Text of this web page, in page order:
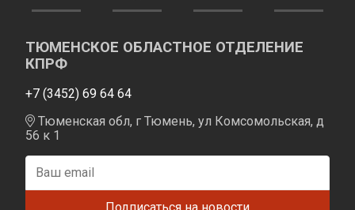
ТЮМЕНСКОЕ ОБЛАСТНОЕ ОТДЕЛЕНИЕ
КПРФ
+7 (3452) 69 64 64
Тюменская обл, г Тюмень, ул Комсомольская, д
56 к 1